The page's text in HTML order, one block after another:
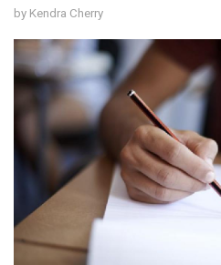
by Kendra Cherry